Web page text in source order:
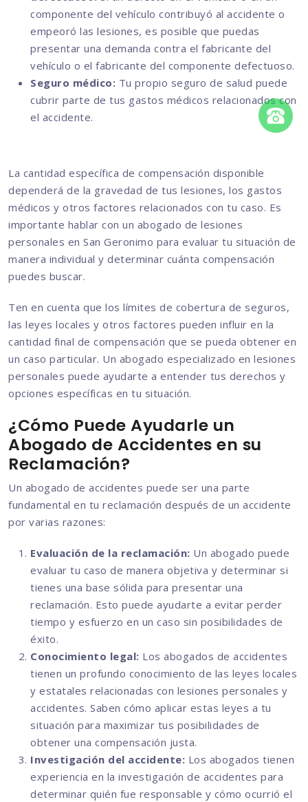
componente del vehículo contribuyó al accidente o
empeoró las lesiones, es posible que puedas
presentar una demanda contra el fabricante del
vehículo o el fabricante del componente defectuoso.
Seguro médico: Tu propio seguro de salud puede
cubrir parte de tus gastos médicos relacionados con
el accidente.
La cantidad específica de compensación disponible
dependerá de la gravedad de tus lesiones, los gastos
médicos y otros factores relacionados con tu caso. Es
importante hablar con un abogado de lesiones
personales en San Geronimo para evaluar tu situación de
manera individual y determinar cuánta compensación
puedes buscar.
Ten en cuenta que los límites de cobertura de seguros,
las leyes locales y otros factores pueden influir en la
cantidad final de compensación que se pueda obtener en
un caso particular. Un abogado especializado en lesiones
personales puede ayudarte a entender tus derechos y
opciones específicas en tu situación.
¿Cómo Puede Ayudarle un
Abogado de Accidentes en su
Reclamación?
Un abogado de accidentes puede ser una parte
fundamental en tu reclamación después de un accidente
por varias razones:
Evaluación de la reclamación: Un abogado puede
evaluar tu caso de manera objetiva y determinar si
tienes una base sólida para presentar una
reclamación. Esto puede ayudarte a evitar perder
tiempo y esfuerzo en un caso sin posibilidades de
éxito.
Conocimiento legal: Los abogados de accidentes
tienen un profundo conocimiento de las leyes locales
y estatales relacionadas con lesiones personales y
accidentes. Saben cómo aplicar estas leyes a tu
situación para maximizar tus posibilidades de
obtener una compensación justa.
Investigación del accidente: Los abogados tienen
experiencia en la investigación de accidentes para
determinar quién fue responsable y cómo ocurrió el